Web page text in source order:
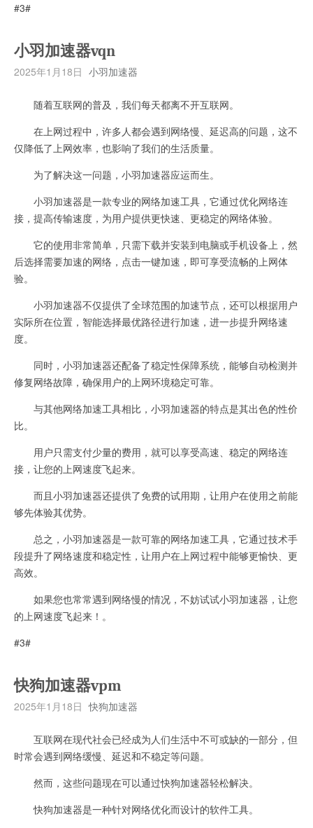
#3#
小羽加速器vqn
2025年1月18日 小羽加速器
随着互联网的普及，我们每天都离不开互联网。
在上网过程中，许多人都会遇到网络慢、延迟高的问题，这不
仅降低了上网效率，也影响了我们的生活质量。
为了解决这一问题，小羽加速器应运而生。
小羽加速器是一款专业的网络加速工具，它通过优化网络连
接，提高传输速度，为用户提供更快速、更稳定的网络体验。
它的使用非常简单，只需下载并安装到电脑或手机设备上，然
后选择需要加速的网络，点击一键加速，即可享受流畅的上网体
验。
小羽加速器不仅提供了全球范围的加速节点，还可以根据用户
实际所在位置，智能选择最优路径进行加速，进一步提升网络速
度。
同时，小羽加速器还配备了稳定性保障系统，能够自动检测并
修复网络故障，确保用户的上网环境稳定可靠。
与其他网络加速工具相比，小羽加速器的特点是其出色的性价
比。
用户只需支付少量的费用，就可以享受高速、稳定的网络连
接，让您的上网速度飞起来。
而且小羽加速器还提供了免费的试用期，让用户在使用之前能
够先体验其优势。
总之，小羽加速器是一款可靠的网络加速工具，它通过技术手
段提升了网络速度和稳定性，让用户在上网过程中能够更愉快、更
高效。
如果您也常常遇到网络慢的情况，不妨试试小羽加速器，让您
的上网速度飞起来！。
#3#
快狗加速器vpm
2025年1月18日 快狗加速器
互联网在现代社会已经成为人们生活中不可或缺的一部分，但
时常会遇到网络缓慢、延迟和不稳定等问题。
然而，这些问题现在可以通过快狗加速器轻松解决。
快狗加速器是一种针对网络优化而设计的软件工具。